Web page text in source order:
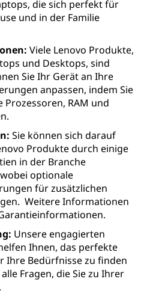
die sich perfekt für
und in der Familie
Viele Lenovo Produkte,
und Desktops, sind
Sie Ihr Gerät an Ihre
anpassen, indem Sie
RAM und
Sie können sich darauf
Produkte durch einige
in der Branche
optionale
für zusätzlichen
Weitere Informationen
Unsere engagierten
Ihnen, das perfekte
Ihre Bedürfnisse zu finden
Fragen, die Sie zu Ihrer